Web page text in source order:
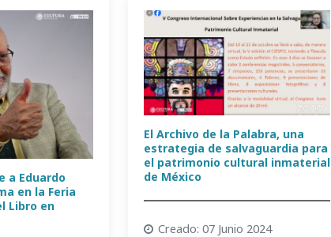
a Eduardo
en la Feria
Libro en
El Archivo de la Palabra, una
estrategia de salvaguardia para
el patrimonio cultural inmaterial
de México
Creado: 07 Junio 2024